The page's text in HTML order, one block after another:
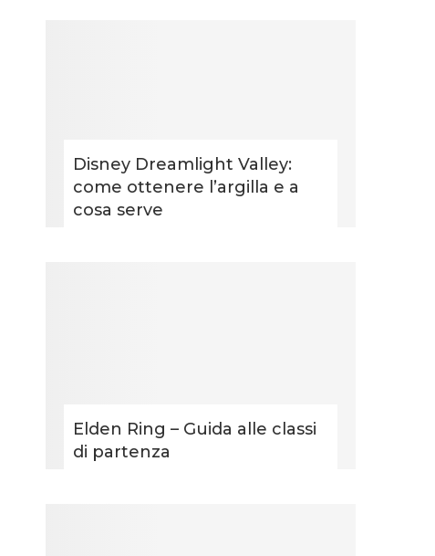
Disney Dreamlight Valley:
come ottenere l’argilla e a
cosa serve
Elden Ring – Guida alle classi
di partenza